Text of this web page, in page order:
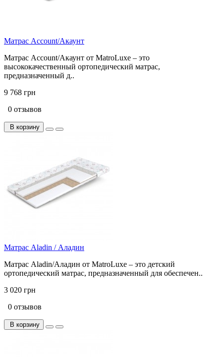
Матрас Account/Акаунт
Матрас Account/Акаунт от MatroLuxe – это
высококачественный ортопедический матрас,
предназначенный д..
9 768 грн
0 отзывов
В корзину
Матрас Aladin / Аладин
Матрас Aladin/Аладин от MatroLuxe – это детский
ортопедический матрас, предназначенный для обеспечен..
3 020 грн
0 отзывов
В корзину